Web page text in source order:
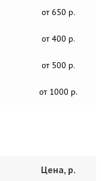
от 650 р.
от 400 р.
от 500 р.
от 1000 р.
Цена, р.